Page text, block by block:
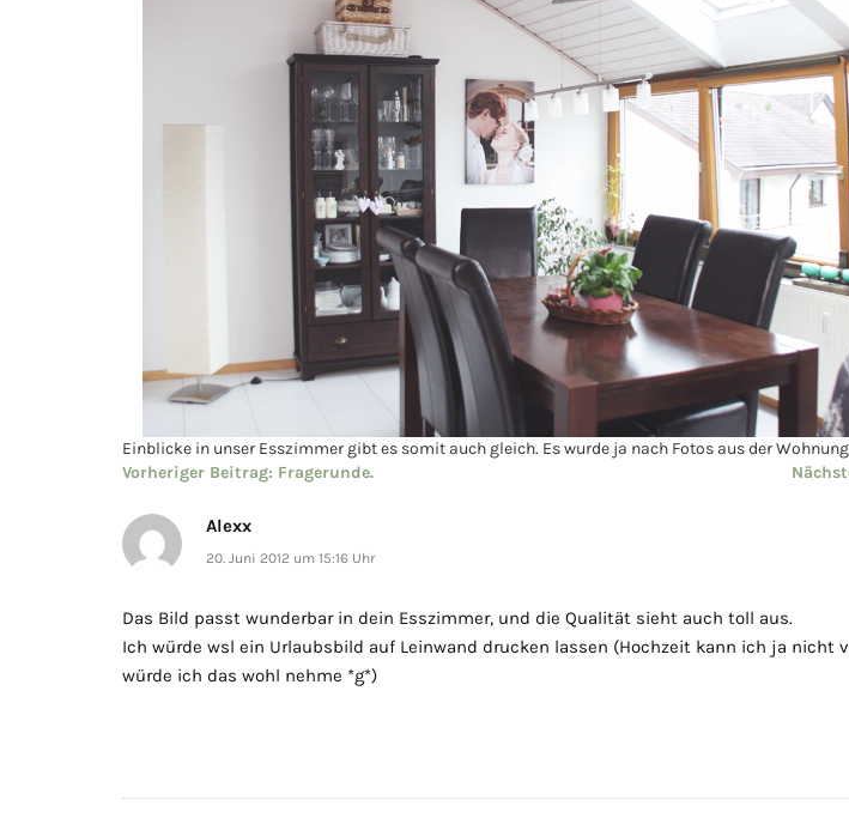
Einblicke in unser Esszimmer gibt es somit auch gleich. Es wurde ja nach Fotos aus der
Vorheriger Beitrag: Fragerunde.
Alexx
20. Juni 2012 um 15:16 Uhr
Das Bild passt wunderbar in dein Esszimmer, und die Qualität sieht auch toll aus.
Ich würde wsl ein Urlaubsbild auf Leinwand drucken lassen (Hochzeit kann ich ja nicht
würde ich das wohl nehme *g*)